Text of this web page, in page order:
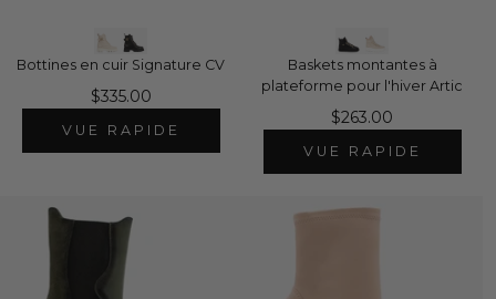
Bottines en cuir Signature CV
$335.00
VUE RAPIDE
Baskets montantes à
plateforme pour l'hiver Artic
$263.00
VUE RAPIDE